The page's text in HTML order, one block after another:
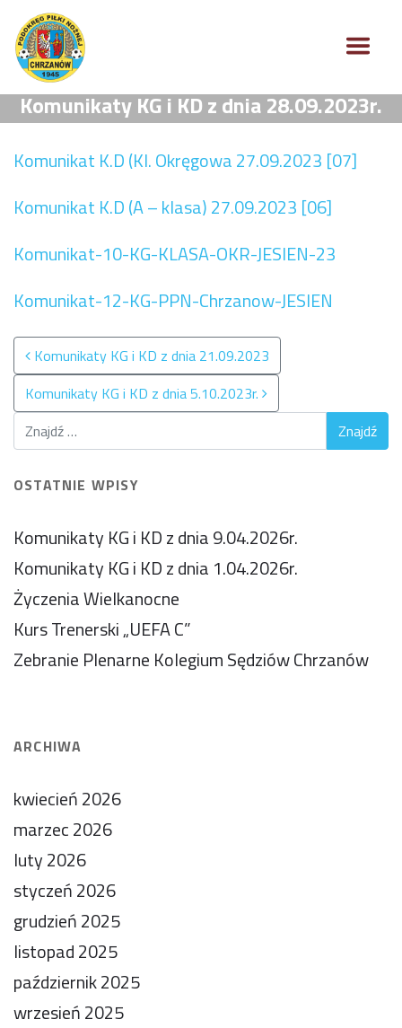
Komunikaty KG i KD z dnia 28.09.2023r.
Komunikat K.D (Kl. Okręgowa 27.09.2023 [07]
Komunikat K.D (A – klasa) 27.09.2023 [06]
Komunikat-10-KG-KLASA-OKR-JESIEN-23
Komunikat-12-KG-PPN-Chrzanow-JESIEN
Nawigacja po wpisach
Komunikaty KG i KD z dnia 21.09.2023
Komunikaty KG i KD z dnia 5.10.2023r.
OSTATNIE WPISY
Komunikaty KG i KD z dnia 9.04.2026r.
Komunikaty KG i KD z dnia 1.04.2026r.
Życzenia Wielkanocne
Kurs Trenerski „UEFA C”
Zebranie Plenarne Kolegium Sędziów Chrzanów
ARCHIWA
kwiecień 2026
marzec 2026
luty 2026
styczeń 2026
grudzień 2025
listopad 2025
październik 2025
wrzesień 2025